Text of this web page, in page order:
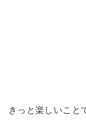
きっと楽しいこと